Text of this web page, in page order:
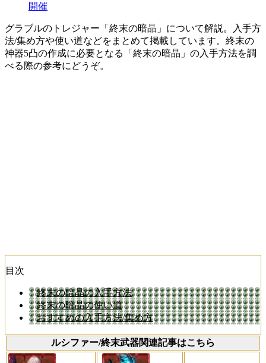
開催
グラブルのトレジャー「終末の暗晶」について解説。入手方
法/集め方や使い道などをまとめて掲載しています。終末の
神器5凸の作成に必要となる「終末の暗晶」の入手方法を調
べる際の参考にどうぞ。
目次
終末の暗晶の入手方法
終末の暗晶の使い道
おすすめの入手方法/集め方
ルシファー/終末武器関連記事はこちら